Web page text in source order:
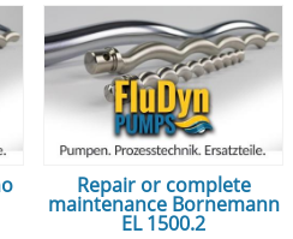
Repair or complete
maintenance Bornemann
EL 1500.2